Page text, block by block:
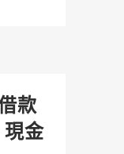
款
現金